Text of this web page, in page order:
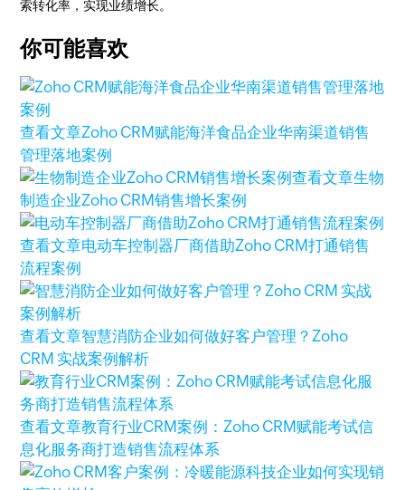
索转化率，实现业绩增长。
你可能喜欢
查看文章Zoho CRM赋能海洋食品企业华南渠道销售
管理落地案例
查看文章生物
制造企业Zoho CRM销售增长案例
查看文章电动车控制器厂商借助Zoho CRM打通销售
流程案例
查看文章智慧消防企业如何做好客户管理？Zoho
CRM 实战案例解析
查看文章教育行业CRM案例：Zoho CRM赋能考试信
息化服务商打造销售流程体系